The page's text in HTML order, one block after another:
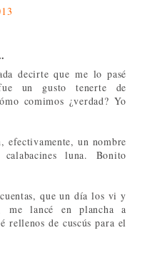
decirte que me lo pasé
un gusto tenerte de
comimos ¿verdad? Yo
efectivamente, un nombre
luna. Bonito
que un día los vi y
me lancé en plancha a
rellenos de cuscús para el